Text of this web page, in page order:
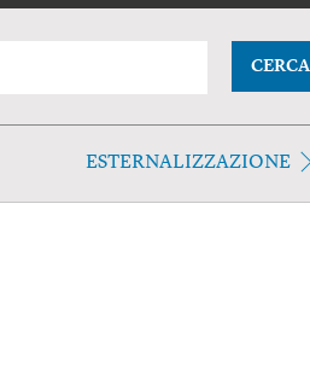
CERCA
ESTERNALIZZAZIONE